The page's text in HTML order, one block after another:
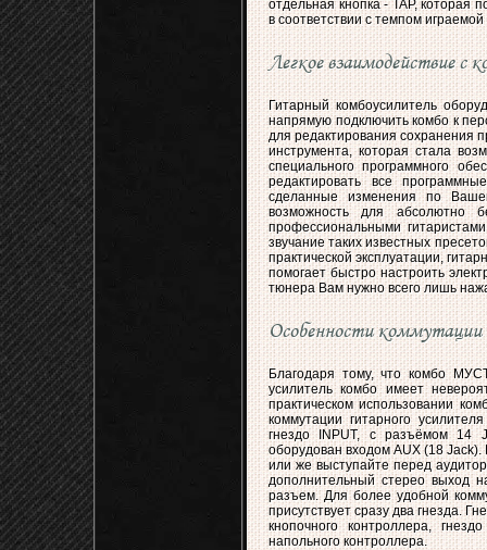
отдельная кнопка - TAP, которая
в соответствии с темпом
Легкое взаимодействие
Гитарный комбоусилитель
напрямую подключить комбо к
для редактирования сохранения
инструмента, которая стала
специального программного
редактировать все
сделанные изменения по
возможность для абсолютно
профессиональными
звучание таких известных
практической эксплуатации,
помогает быстро настроить
тюнера Вам нужно всего лишь
Особенности
Благодаря тому, что комбо
усилитель комбо имеет
практическом использовании
коммутации гитарного
гнездо INPUT, с разъёмом 14
оборудован входом AUX (18
или же выступайте перед
дополнительный стерео выход
разъем. Для более удобной
присутствует сразу два гнезда.
кнопочного контроллера,
напольного контроллера.